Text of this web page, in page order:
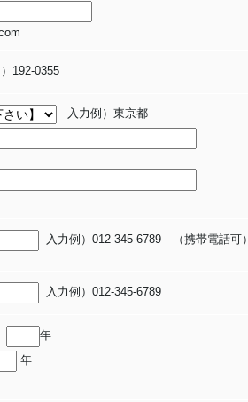
192-0355
入力例）東京都
入力例）012-345-6789 （携帯電話可）
入力例）012-345-6789
年
年